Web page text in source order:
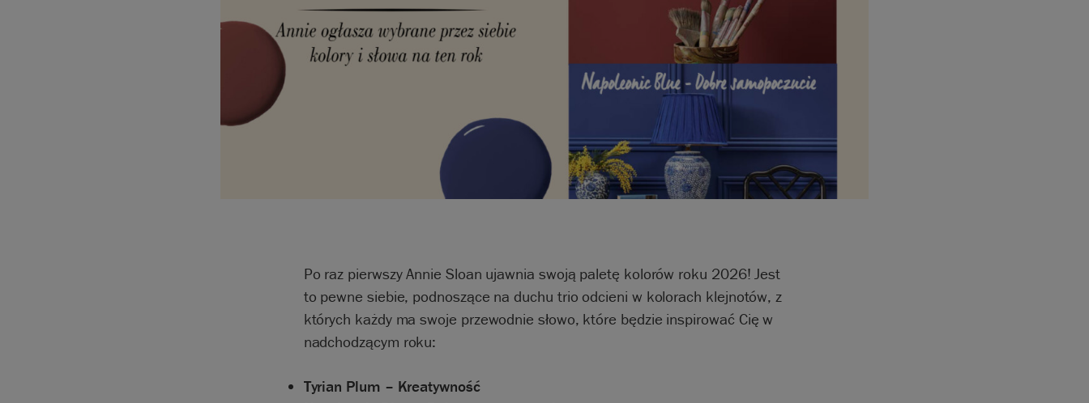
Po raz pierwszy Annie Sloan ujawnia swoją paletę kolorów roku 2026! Jest
to pewne siebie, podnoszące na duchu trio odcieni w kolorach klejnotów, z
których każdy ma swoje przewodnie słowo, które będzie inspirować Cię w
nadchodzącym roku:
Tyrian Plum – Kreatywność